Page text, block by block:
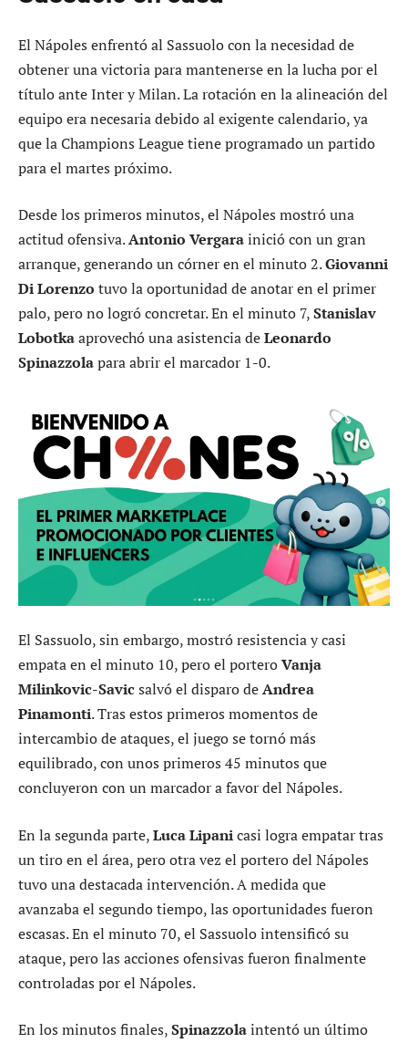
El Nápoles enfrentó al Sassuolo con la necesidad de
obtener una victoria para mantenerse en la lucha por el
título ante Inter y Milan. La rotación en la alineación del
equipo era necesaria debido al exigente calendario, ya
que la Champions League tiene programado un partido
para el martes próximo.
Desde los primeros minutos, el Nápoles mostró una
actitud ofensiva.Antonio Vergarainició con un gran
arranque, generando un córner en el minuto 2.Giovanni
Di Lorenzo tuvo la oportunidad de anotar en el primer
palo, pero no logró concretar. En el minuto 7,Stanislav
Lobotkaaprovechó una asistencia deLeonardo
Spinazzolapara abrir el marcador 1-0.
El Sassuolo, sin embargo, mostró resistencia y casi
empata en el minuto 10, pero el porteroVanja
Milinkovic-Savicsalvó el disparo deAndrea
Pinamonti. Tras estos primeros momentos de
intercambio de ataques, el juego se tornó más
equilibrado, con unos primeros 45 minutos que
concluyeron con un marcador a favor del Nápoles.
En la segunda parte,Luca Lipanicasi logra empatar tras
un tiro en el área, pero otra vez el portero del Nápoles
tuvo una destacada intervención. A medida que
avanzaba el segundo tiempo, las oportunidades fueron
escasas. En el minuto 70, el Sassuolo intensificó su
ataque, pero las acciones ofensivas fueron finalmente
controladas por el Nápoles.
En los minutos finales,Spinazzolaintentó un último